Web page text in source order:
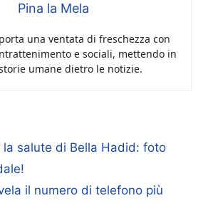
Pina la Mela
una ventata di freschezza con
e sociali, mettendo in
umane dietro le notizie.
la salute di Bella Hadid: foto
il numero di telefono più